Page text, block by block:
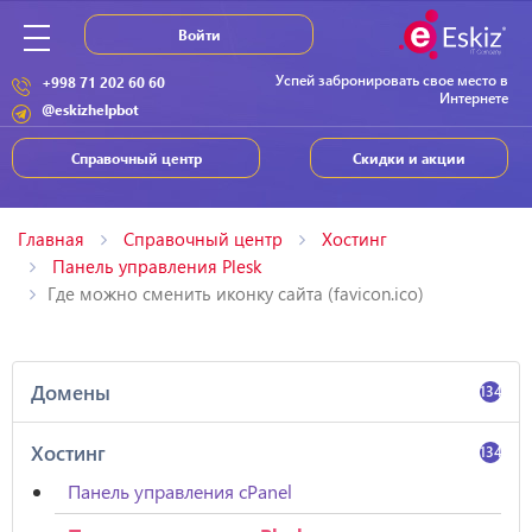
Успей забронировать свое место в
Интернете
+998 71 202 60 60
@eskizhelpbot
Скидки и акции
Справочный центр
Войти
Главная Справочный центр
Хостинг
Панель управления Plesk
Где можно сменить иконку сайта (favicon.ico)
Домены 134
Хостинг 134
Панель управления cPanel